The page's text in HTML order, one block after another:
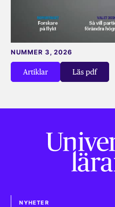
Artiklar Läs pdf
NUMMER 3, 2026
NYHETER